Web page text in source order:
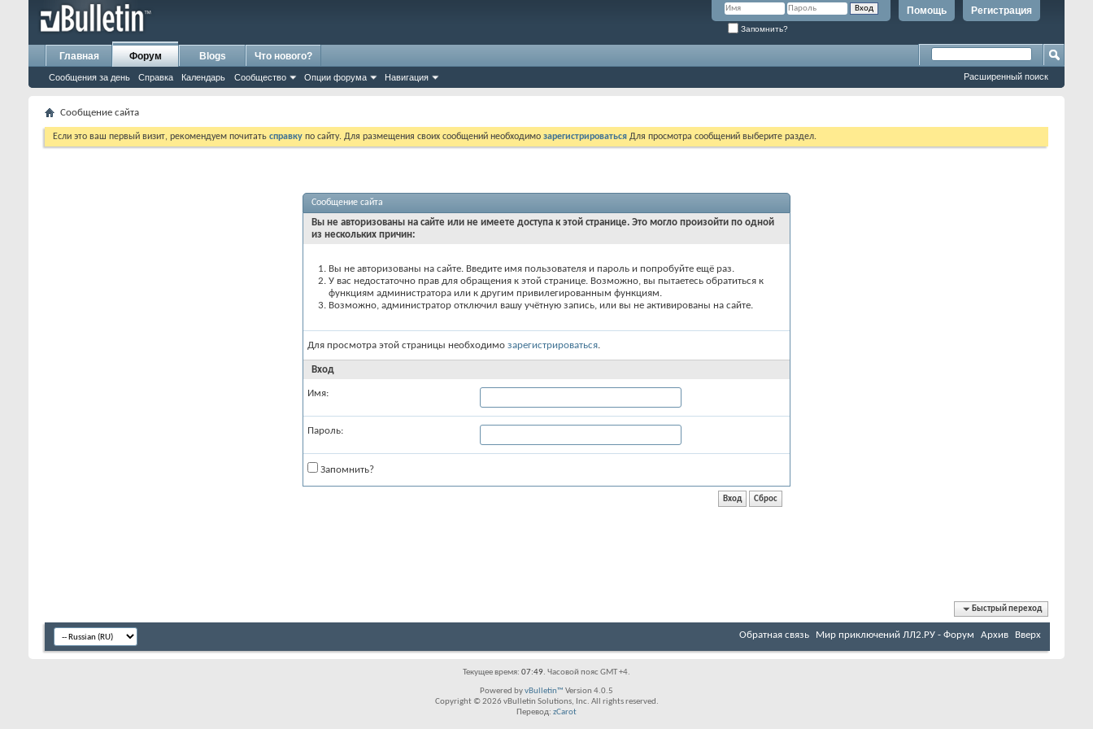
Регистрация
Помощь
Запомнить?
Главная Форум
Сообщения за день Справка Календарь Сообщество Опции форума Навигация
Blogs Что нового?
Расширенный поиск
Сообщение сайта
Если это ваш первый визит, рекомендуем почитать справку по сайту. Для размещения своих сообщений необходимо зарегистрироваться Для просмотра сообщений выберите раздел.
Сообщение сайта
Вы не авторизованы на сайте или не имеете доступа к этой странице. Это могло произойти по одной
из нескольких причин:
Вы не авторизованы на сайте. Введите имя пользователя и пароль и попробуйте ещё раз.
У вас недостаточно прав для обращения к этой странице. Возможно, вы пытаетесь обратиться к
функциям администратора или к другим привилегированным функциям.
Возможно, администратор отключил вашу учётную запись, или вы не активированы на сайте.
Для просмотра этой страницы необходимо зарегистрироваться.
Вход
Имя:
Пароль:
Запомнить?
Быстрый переход
Обратная связь Мир приключений ЛЛ2.РУ - Форум Архив Вверх
Текущее время: 07:49. Часовой пояс GMT +4.
Powered byvBulletin™ Version 4.0.5
Copyright © 2026 vBulletin Solutions, Inc. All rights reserved.
Перевод: zCarot